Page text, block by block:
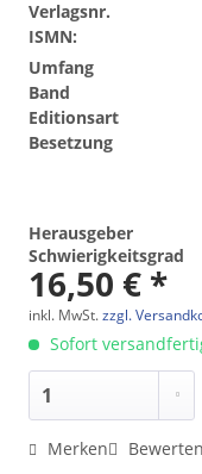
Verlagsnr.
ISMN:
Umfang
Band
Editionsart
Besetzung
Herausgeber
Schwierigkeitsgrad
16,50 € *
inkl. MwSt.zzgl.
Sofort
Merken Bewerten